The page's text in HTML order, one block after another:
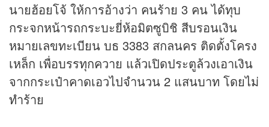
นายฮ้อยโจ้ ให้การอ้างว่า คนร้าย 3 คน ได้ทุบ
กระจกหน้ารถกระบะยี่ห้อมิตซูบิชิ สีบรอนเงิน
หมายเลขทะเบียน บธ 3383 สกลนคร ติดตั้งโครง
เหล็ก เพื่อบรรทุกควาย แล้วเปิดประตูล้วงเอาเงิน
จากกระเป๋าคาดเอวไปจำนวน 2 แสนบาท โดยไม่
ทำร้าย